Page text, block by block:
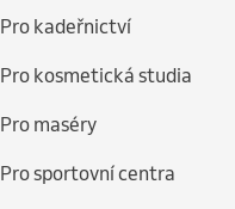
Pro kadeřnictví
Pro kosmetická studia
Pro maséry
Pro sportovní centra